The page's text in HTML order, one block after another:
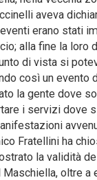
aveva
erano stati
alla fine la loro
di vista si
così un evento
la gente dove
i servizi dove
Fratellini ha
la validità
oltre a